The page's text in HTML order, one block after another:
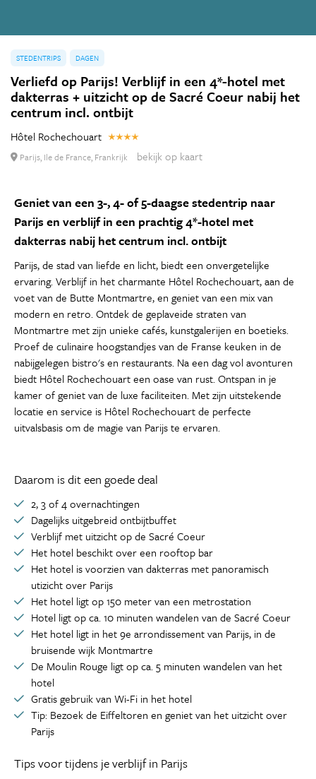
STEDENTRIPS DAGEN
Verliefd op Parijs! Verblijf in een 4*-hotel met
dakterras + uitzicht op de Sacré Coeur nabij het
centrum incl. ontbijt
Hôtel Rochechouart
Parijs, Ile de France, Frankrijk bekijk op kaart
Geniet van een 3-, 4- of 5-daagse stedentrip naar
Parijs en verblijf in een prachtig 4*-hotel met
dakterras nabij het centrum incl. ontbijt
Parijs, de stad van liefde en licht, biedt een onvergetelijke
ervaring. Verblijf in het charmante Hôtel Rochechouart, aan de
voet van de Butte Montmartre, en geniet van een mix van
modern en retro. Ontdek de geplaveide straten van
Montmartre met zijn unieke cafés, kunstgalerijen en boetieks.
Proef de culinaire hoogstandjes van de Franse keuken in de
nabijgelegen bistro's en restaurants. Na een dag vol avonturen
biedt Hôtel Rochechouart een oase van rust. Ontspan in je
kamer of geniet van de luxe faciliteiten. Met zijn uitstekende
locatie en service is Hôtel Rochechouart de perfecte
uitvalsbasis om de magie van Parijs te ervaren.
Daarom is dit een goede deal
2, 3 of 4 overnachtingen
Dagelijks uitgebreid ontbijtbuffet
Verblijf met uitzicht op de Sacré Coeur
Het hotel beschikt over een rooftop bar
Het hotel is voorzien van dakterras met panoramisch
utizicht over Parijs
Het hotel ligt op 150 meter van een metrostation
Hotel ligt op ca. 10 minuten wandelen van de Sacré Coeur
Het hotel ligt in het 9e arrondissement van Parijs, in de
bruisende wijk Montmartre
De Moulin Rouge ligt op ca. 5 minuten wandelen van het
hotel
Gratis gebruik van Wi-Fi in het hotel
Tip: Bezoek de Eiffeltoren en geniet van het uitzicht over
Parijs
Tips voor tijdens je verblijf in Parijs